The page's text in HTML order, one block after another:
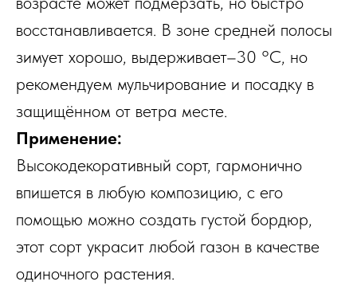
восстанавливается. В зоне средней полосы
зимует хорошо, выдерживает–30 °C, но
рекомендуем мульчирование и посадку в
защищённом от ветра месте.
Применение:
Высокодекоративный сорт, гармонично
впишется в любую композицию, с его
помощью можно создать густой бордюр,
этот сорт украсит любой газон в качестве
одиночного растения.